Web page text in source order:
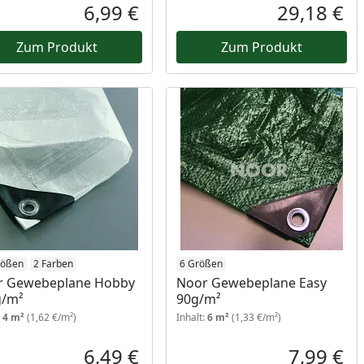
Preis
Aktueller Preis
6,99 €
Zum Produkt
29,18 €
Zum Produkt
2 Farben
Gewebeplane Hobby
m²
4 m² (1,62 €/m²)
6,49 €
6 Größen
Noor Gewebeplane Easy
90g/m²
Inhalt:6 m² (1,33 €/m²)
7,99 €